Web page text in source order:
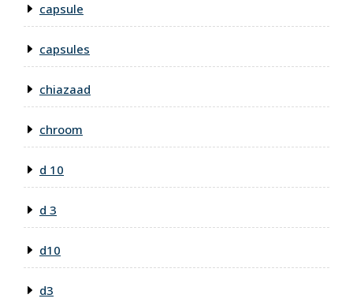
capsule
capsules
chiazaad
chroom
d 10
d 3
d10
d3